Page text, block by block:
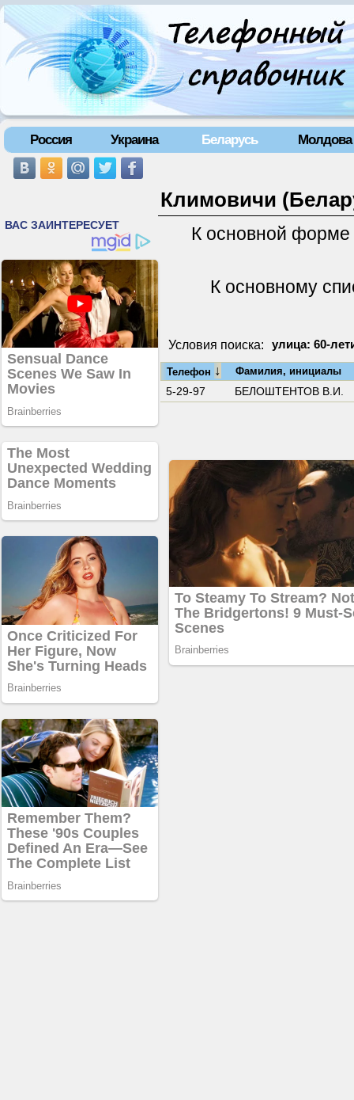
Россия Украина Беларусь Молдова
Климовичи
К основной форме
К основному
Условия поиска: улица: 60-
Телефон ↓ Фамилия, инициалы
5-29-97 БЕЛОШТЕНТОВ В.И.